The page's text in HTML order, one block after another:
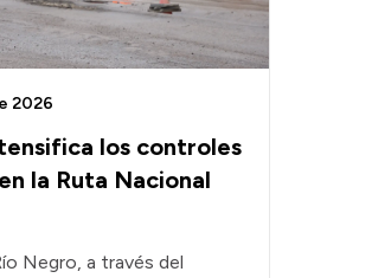
los controles
la Ruta Nacional
2026
Negro, a través del